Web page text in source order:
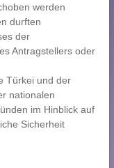
werden
durften
der
Antragstellers oder
Türkei und der
nationalen
im Hinblick auf
Sicherheit